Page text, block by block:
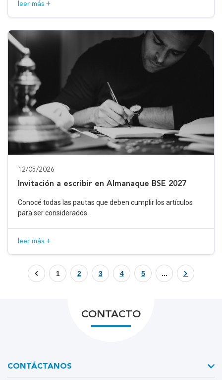
leer más +
12/05/2026
Invitación a escribir en Almanaque BSE 2027
Conocé todas las pautas que deben cumplir los artículos
para ser considerados.
leer más +
1 2 3 4 5 ...
CONTACTO
CONTÁCTANOS